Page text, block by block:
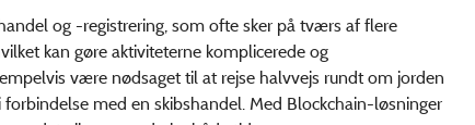
og -registrering, som ofte sker på tværs af flere
kan gøre aktiviteterne komplicerede og
være nødsaget til at rejse halvvejs rundt om jorden
med en skibshandel. Med Blockchain-løsninger